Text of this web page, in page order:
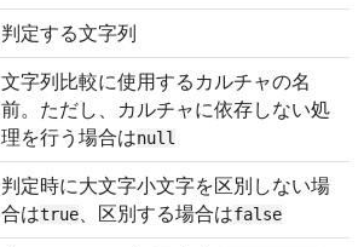
判定する文字列
文字列比較に使用するカルチャの名
前。ただし、カルチャに依存しない処
理を行う場合はnull
判定時に大文字小文字を区別しない場
合はtrue、区別する場合はfalse